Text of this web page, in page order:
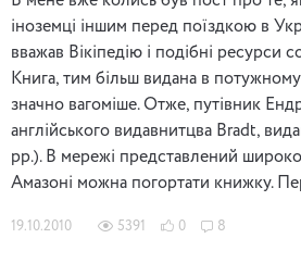
іноземці іншим перед поїздкою в
вважав Вікіпедію і подібні ресурси
Книга, тим більш видана в
значно вагоміше. Отже, путівник
англійського видавнитцва Bradt,
рр.). В мережі представлений широко
Амазоні можна погортати книжку.
19.10.2010 5391 0 8